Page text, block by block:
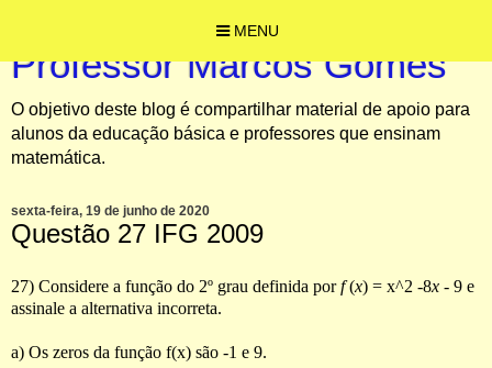
MENU
Professor Marcos Gomes
O objetivo deste blog é compartilhar material de apoio para
alunos da educação básica e professores que ensinam
matemática.
sexta-feira, 19 de junho de 2020
Questão 27 IFG 2009
27) Considere a função do 2º grau definida porf(x) = x^2 -8x - 9 e
assinale a alternativa incorreta.
a) Os zeros da função f(x) são -1 e 9.